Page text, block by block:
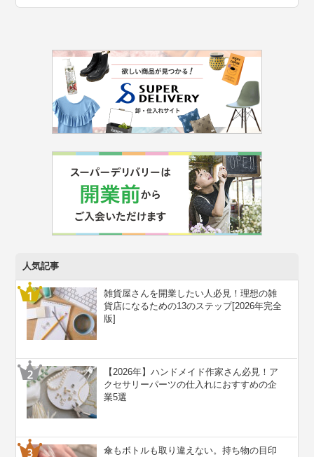
人気記事
雑貨屋さんを開業したい人必見！理想の雑
貨店になるための13のステップ[2026年完全
版]
【2026年】ハンドメイド作家さん必見！ア
クセサリーパーツの仕入れにおすすめの企
業5選
傘もボトルも取り違えない。持ち物の目印